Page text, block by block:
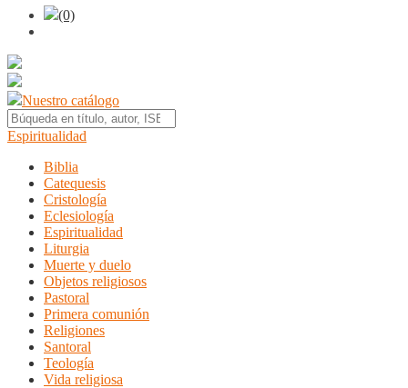
(0)
Nuestro catálogo
Espiritualidad
Biblia
Catequesis
Cristología
Eclesiología
Espiritualidad
Liturgia
Muerte y duelo
Objetos religiosos
Pastoral
Primera comunión
Religiones
Santoral
Teología
Vida religiosa